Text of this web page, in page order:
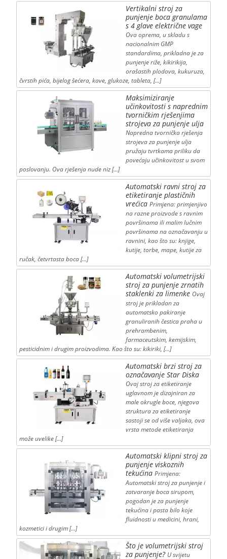
Vertikalni stroj za
punjenje boca granulama
s 4 glave električne vage
Ova oprema, u skladu s
nacionalnim GMP
standardima, prikladna je za
punjenje riže, kikirikija,
orašastih plodova, kukuruza,
čvrstih pića, bijelog šećera, kave, glukoze, tableta, […]
Maksimiziranje
učinkovitosti s naprednim
tvorničkim rješenjima
strojeva za punjenje ulja
Napredna tvornička rješenja
strojeva za punjenje ulja
pružaju tvrtkama priliku da
povećaju učinkovitost u svom
poslovanju. Ova rješenja nude niz […]
Automatski ravni stroj za
etiketiranje plastičnih
vrećica Primjena: primjenjivo
na razne proizvode s ravnim
površinama ili malim lučnim
površinama na označavanju u
ravnini, kao što su: knjige,
kutije, torbe, mape, kutije za
ručak, četvrtasta boca […]
Automatski volumetrijski
stroj za punjenje zrnatih
staklenki za limenke Ovaj
stroj je prikladan za
automatsko pakiranje
granuliranih čestica praha u
prehrambenim,
farmaceutskim, kemijskim,
pesticidnim i drugim proizvodima. Kao što su: kikiriki, […]
Automatski brzi stroj za
označavanje Star Diska
Ovaj stroj za etiketiranje
uglavnom je dizajniran za
male okrugle boce, njegova
struktura za etiketiranje
sastoji se od više valjaka, ova
vrsta metode etiketiranja
može uvelike […]
Automatski klipni stroj za
punjenje viskoznih
tekućina Primjena:
Automatski stroj za punjenje i
zatvaranje boca sirupom,
pogodan je za punjenje
tekućina i pasta bilo koje
fluidnosti u medicini, hrani,
kozmetici i drugim […]
Što je volumetrijski stroj
za punjenje? U svijetu